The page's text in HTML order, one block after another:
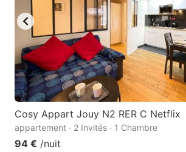
Cosy Appart Jouy N2 RER C Netflix
appartement · 2 Invités · 1 Chambre
94 € /nuit